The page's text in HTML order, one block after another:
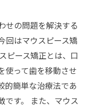
せの問題を解決する
回はマウスピース矯
ピース矯正とは、口
使って歯を移動させ
的簡単な治療法であ
です。 また、マウス